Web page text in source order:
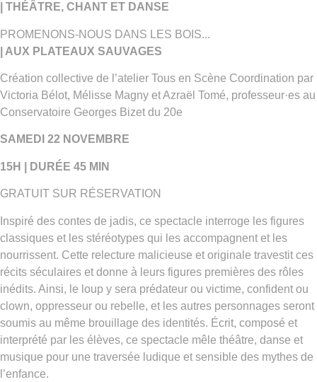
| THÉÂTRE, CHANT ET DANSE
PROMENONS-NOUS DANS LES BOIS...
| AUX PLATEAUX SAUVAGES
Création collective de l’atelier Tous en Scène Coordination par
Victoria Bélot, Mélisse Magny et Azraël Tomé, professeur·es au
Conservatoire Georges Bizet du 20e
SAMEDI 22 NOVEMBRE
15H | DURÉE 45 MIN
GRATUIT SUR RÉSERVATION
Inspiré des contes de jadis, ce spectacle interroge les figures
classiques et les stéréotypes qui les accompagnent et les
nourrissent. Cette relecture malicieuse et originale travestit ces
récits séculaires et donne à leurs figures premières des rôles
inédits. Ainsi, le loup y sera prédateur ou victime, confident ou
clown, oppresseur ou rebelle, et les autres personnages seront
soumis au même brouillage des identités. Écrit, composé et
interprété par les élèves, ce spectacle mêle théâtre, danse et
musique pour une traversée ludique et sensible des mythes de
l’enfance.